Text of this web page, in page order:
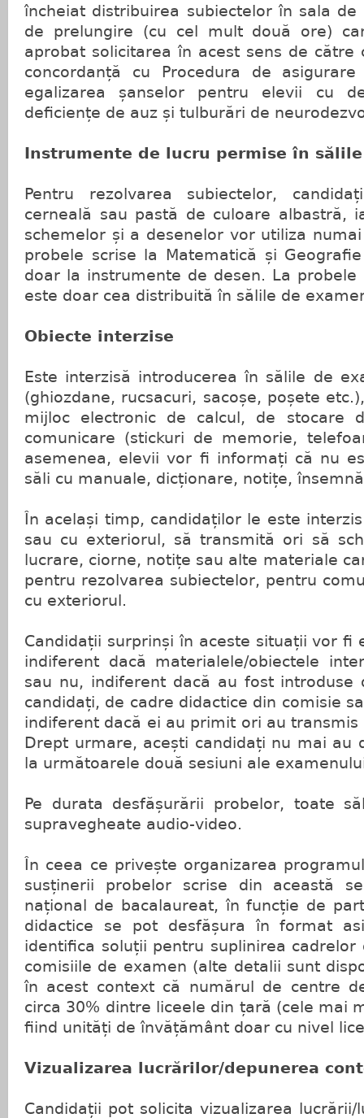
încheiat distribuirea subiectelor în sala de
de prelungire (cu cel mult două ore)
aprobat solicitarea în acest sens de către
concordanță cu Procedura de
egalizarea șanselor pentru elevii cu
deficiențe de auz și tulburări de
Instrumente de lucru permise în
Pentru rezolvarea subiectelor,
cerneală sau pastă de culoare albastră,
schemelor și a desenelor vor utiliza
probele scrise la Matematică și
doar la instrumente de desen. La
este doar cea distribuită în sălile de
Obiecte interzise
Este interzisă introducerea în sălile de
(ghiozdane, rucsacuri, sacoșe, poșete
mijloc electronic de calcul, de stocare
comunicare (stickuri de memorie,
asemenea, elevii vor fi informați că nu
săli cu manuale, dicționare, notițe,
În același timp, candidaților le este
sau cu exteriorul, să transmită ori să
lucrare, ciorne, notițe sau alte materiale
pentru rezolvarea subiectelor, pentru
cu exteriorul.
Candidații surprinși în aceste situații vor fi
indiferent dacă materialele/obiectele
sau nu, indiferent dacă au fost introduse
candidați, de cadre didactice din comisie
indiferent dacă ei au primit ori au
Drept urmare, acești candidați nu mai au
la următoarele două sesiuni ale
Pe durata desfășurării probelor, toate
supravegheate audio-video.
În ceea ce privește organizarea
susținerii probelor scrise din această
național de bacalaureat, în funcție de
didactice se pot desfășura în format
identifica soluții pentru suplinirea cadrelor
comisiile de examen (alte detalii sunt
în acest context că numărul de centre
circa 30% dintre liceele din țară (cele mai
fiind unități de învățământ doar cu nivel
Vizualizarea lucrărilor/depunerea
Candidații pot solicita vizualizarea